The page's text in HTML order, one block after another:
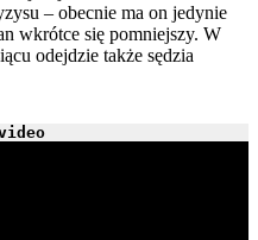
– obecnie ma on jedynie
wkrótce się pomniejszy. W
odejdzie także sędzia